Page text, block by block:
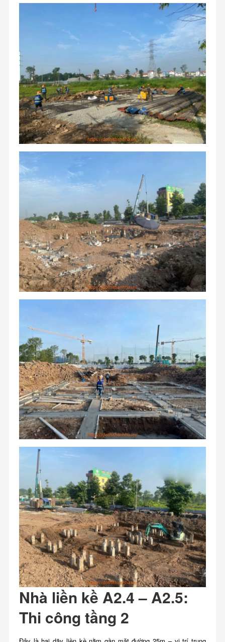
Nhà liền kề A2.4 – A2.5:
Thi công tầng 2